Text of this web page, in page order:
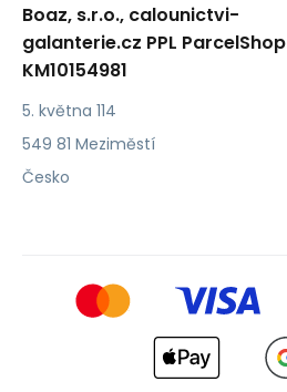
Boaz, s.r.o., calounictvi-
galanterie.cz PPL ParcelShop
KM10154981
5. května 114
549 81 Meziměstí
Česko